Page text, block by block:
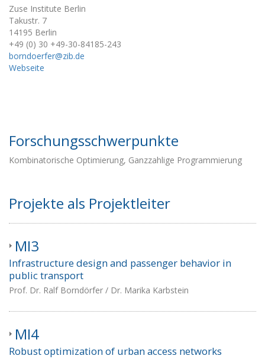
Zuse Institute Berlin
Takustr. 7
14195 Berlin
+49 (0) 30 +49-30-84185-243
borndoerfer@zib.de
Webseite
Forschungsschwerpunkte
Kombinatorische Optimierung, Ganzzahlige Programmierung
Projekte als Projektleiter
MI3
Infrastructure design and passenger behavior in
public transport
Prof. Dr. Ralf Borndörfer / Dr. Marika Karbstein
MI4
Robust optimization of urban access networks